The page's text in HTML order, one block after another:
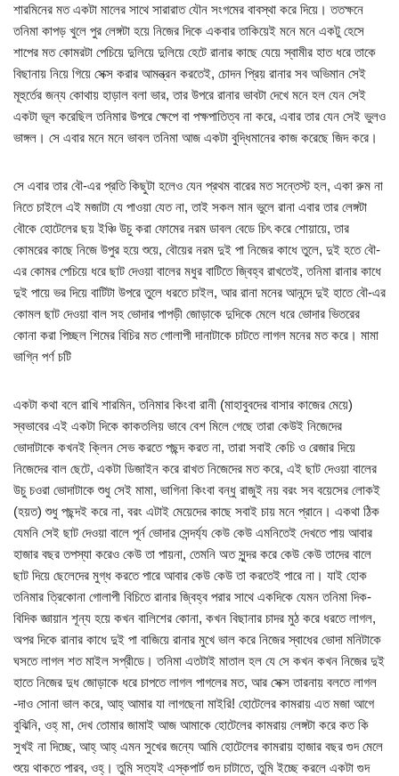
শারমিনের মত একটা মালের সাথে সারারাত যৌন সংগমের বাবস্থা করে দিয়ে। ততক্ষনে
তনিমা কাপড় খুলে পুর লেঙ্গটা হয়ে নিজের দিকে একবার তাকিয়েই মনে মনে একটু হেসে
শাপের মত কোমরটা পেচিয়ে দুলিয়ে দুলিয়ে হেটে রানার কাছে যেয়ে স্বামীর হাত ধরে তাকে
বিছানায় নিয়ে গিয়ে সেক্স করার আমন্ত্রন করতেই, চোদন প্রিয় রানার সব অভিমান সেই
মূহুর্তের জন্য কোথায় হাড়াল বলা ভার, তার উপরে রানার ভাবটা দেখে মনে হল যেন সেই
একটা ভূল করেছিল তনিমার উপরে ক্ষেপে বা পক্ষপাতিত্ব না করে, এবার তার যেন সেই ভুলও
ভাঙ্গল। সে এবার মনে মনে ভাবল তনিমা আজ একটা বুদ্ধিমানের কাজ করেছে জিদ করে।
সে এবার তার বৌ-এর প্রতি কিছুটা হলেও যেন প্রথম বারের মত সন্তেস্ট হল, একা রুম না
নিতে চাইলে এই মজাটা যে পাওয়া যেত না, তাই সকল মান ভুলে রানা এবার তার লেঙ্গটা
বৌকে হোটেলের ছয় ইঞ্চি উচু করা ফোমের নরম ডাবল বেডে চিৎ করে শোয়ায়ে, তার
কোমরের কাছে নিজে উপুর হয়ে শুয়ে, বৌয়ের নরম দুই পা নিজের কাধে তুলে, দুই হতে বৌ-
এর কোমর পেচিয়ে ধরে ছাট দেওয়া বালের মধুর বাটিতে জ্বিহ্ব রাখতেই, তনিমা রানার কাধে
দুই পায়ে ভর দিয়ে বাটিটা উপরে তুলে ধরতে চাইল, আর রানা মনের আনন্দে দুই হাতে বৌ-এর
কোমল ছাট দেওয়া বাল সহ ভোদার পাপড়ী জোড়াকে দুদিকে মেলে ধরে ভোদার ভিতরের
কোনা করা পিচ্ছল শিমের বিচির মত গোলাপী দানাটাকে চাটতে লাগল মনের মত করে। মামা
ভাগ্নি পর্ণ চটি
একটা কথা বলে রাখি শারমিন, তনিমার কিংবা রানী (মাহাবুবদের বাসার কাজের মেয়ে)
স্বভাবের এই একটা দিকে কাকতলিয় ভাবে বেশ মিলে গেছে তারা কেউই নিজেদের
ভোদাটাকে কখনই ক্লিন সেভ করতে পছন্দ করত না, তারা সবাই কেচি ও রেজার দিয়ে
নিজেদের বাল ছেটে, একটা ডিজাইন করে রাখত নিজেদের মত করে, এই ছাট দেওয়া বালের
উচু চওরা ভোদাটাকে শুধু সেই মামা, ভাগিনা কিংবা বন্ধু রাজুই নয় বরং সব বয়েসের লোকই
(হয়ত) শুধু পছন্দই করে না, বরং এটাই মেয়েদের কাছে সবাই চায় মনে প্রানে। একথা ঠিক
যেমনি সেই ছাট দেওয়া বালে পূর্ন ভোদার সেন্দর্য্য কেউ কেউ এমনিতেই দেখতে পায় আবার
হাজার বছর তপস্যা করেও কেউ তা পায়না, তেমনি অত সুন্দর করে কেউ কেউ তাদের বালে
ছাট দিয়ে ছেলেদের মুগ্ধ করতে পারে আবার কেউ কেউ তা করতেই পারে না। যাই হোক
তনিমার ত্রিকোনা গোলাপী বিচিতে রানার জ্বিহ্ব পরার সাথে একদিকে যেমন তনিমা দিক-
বিদিক জ্ঞায়ান শূন্য হয়ে কখন বালিশের কোনা, কখন বিছানার চাদর মুঠ করে ধরতে লাগল,
অপর দিকে রানার কাধে দুই পা বাজিয়ে রানার মুখে ভাল করে নিজের স্বাধের ভোদা মনিটাকে
ঘসতে লাগল শত মাইল সপ্রীডে। তনিমা এতটাই মাতাল হল যে সে কখন কখন নিজের দুই
হাতে নিজের দুধ জোড়াকে ধরে চাপতে লাগল পাগলের মত, আর সেক্স তারনায় বলতে লাগল
-দাও সোনা ভাল করে, আহ্‌ আমার যা লাগছেনা মাইরি! হোটেলের কামরায় এত মজা আগে
বুঝিনি, ওহ্‌ মা, দেখ তোমার জামাই আজ আমাকে হোটেলের কামরায় লেঙ্গটা করে কত কি
সুখই না দিচ্ছে, আহ্‌ আহ্‌ এমন সুখের জন্যে আমি হোটেলের কামরায় হাজার বছর গুদ মেলে
শুয়ে থাকতে পারব, ওহ্‌। তুমি সত্যই এস্কপার্ট গুদ চাটাতে, তুমি ইচ্ছে করলে একটা গুদ